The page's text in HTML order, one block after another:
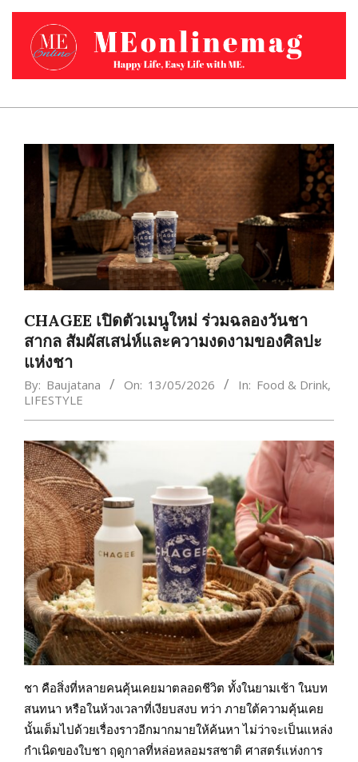
Skip
content
Primary
CHAGEE เปิดตัวเมนูใหม่ ร่วมฉลองวันชา
สากล สัมผัสเสน่ห์และความงดงามของศิลปะ
แห่งชา
By: Baujatana On: 13/05/2026 In: Food & Drink,
LIFESTYLE
ชา คือสิ่งที่หลายคนคุ้นเคยมาตลอดชีวิต ทั้งในยามเช้า ในบท
สนทนา หรือในห้วงเวลาที่เงียบสงบ ทว่า ภายใต้ความคุ้นเคย
นั้นเต็มไปด้วยเรื่องราวอีกมากมายให้ค้นหา ไม่ว่าจะเป็นแหล่ง
กำเนิดของใบชา ฤดูกาลที่หล่อหลอมรสชาติ ศาสตร์แห่งการ